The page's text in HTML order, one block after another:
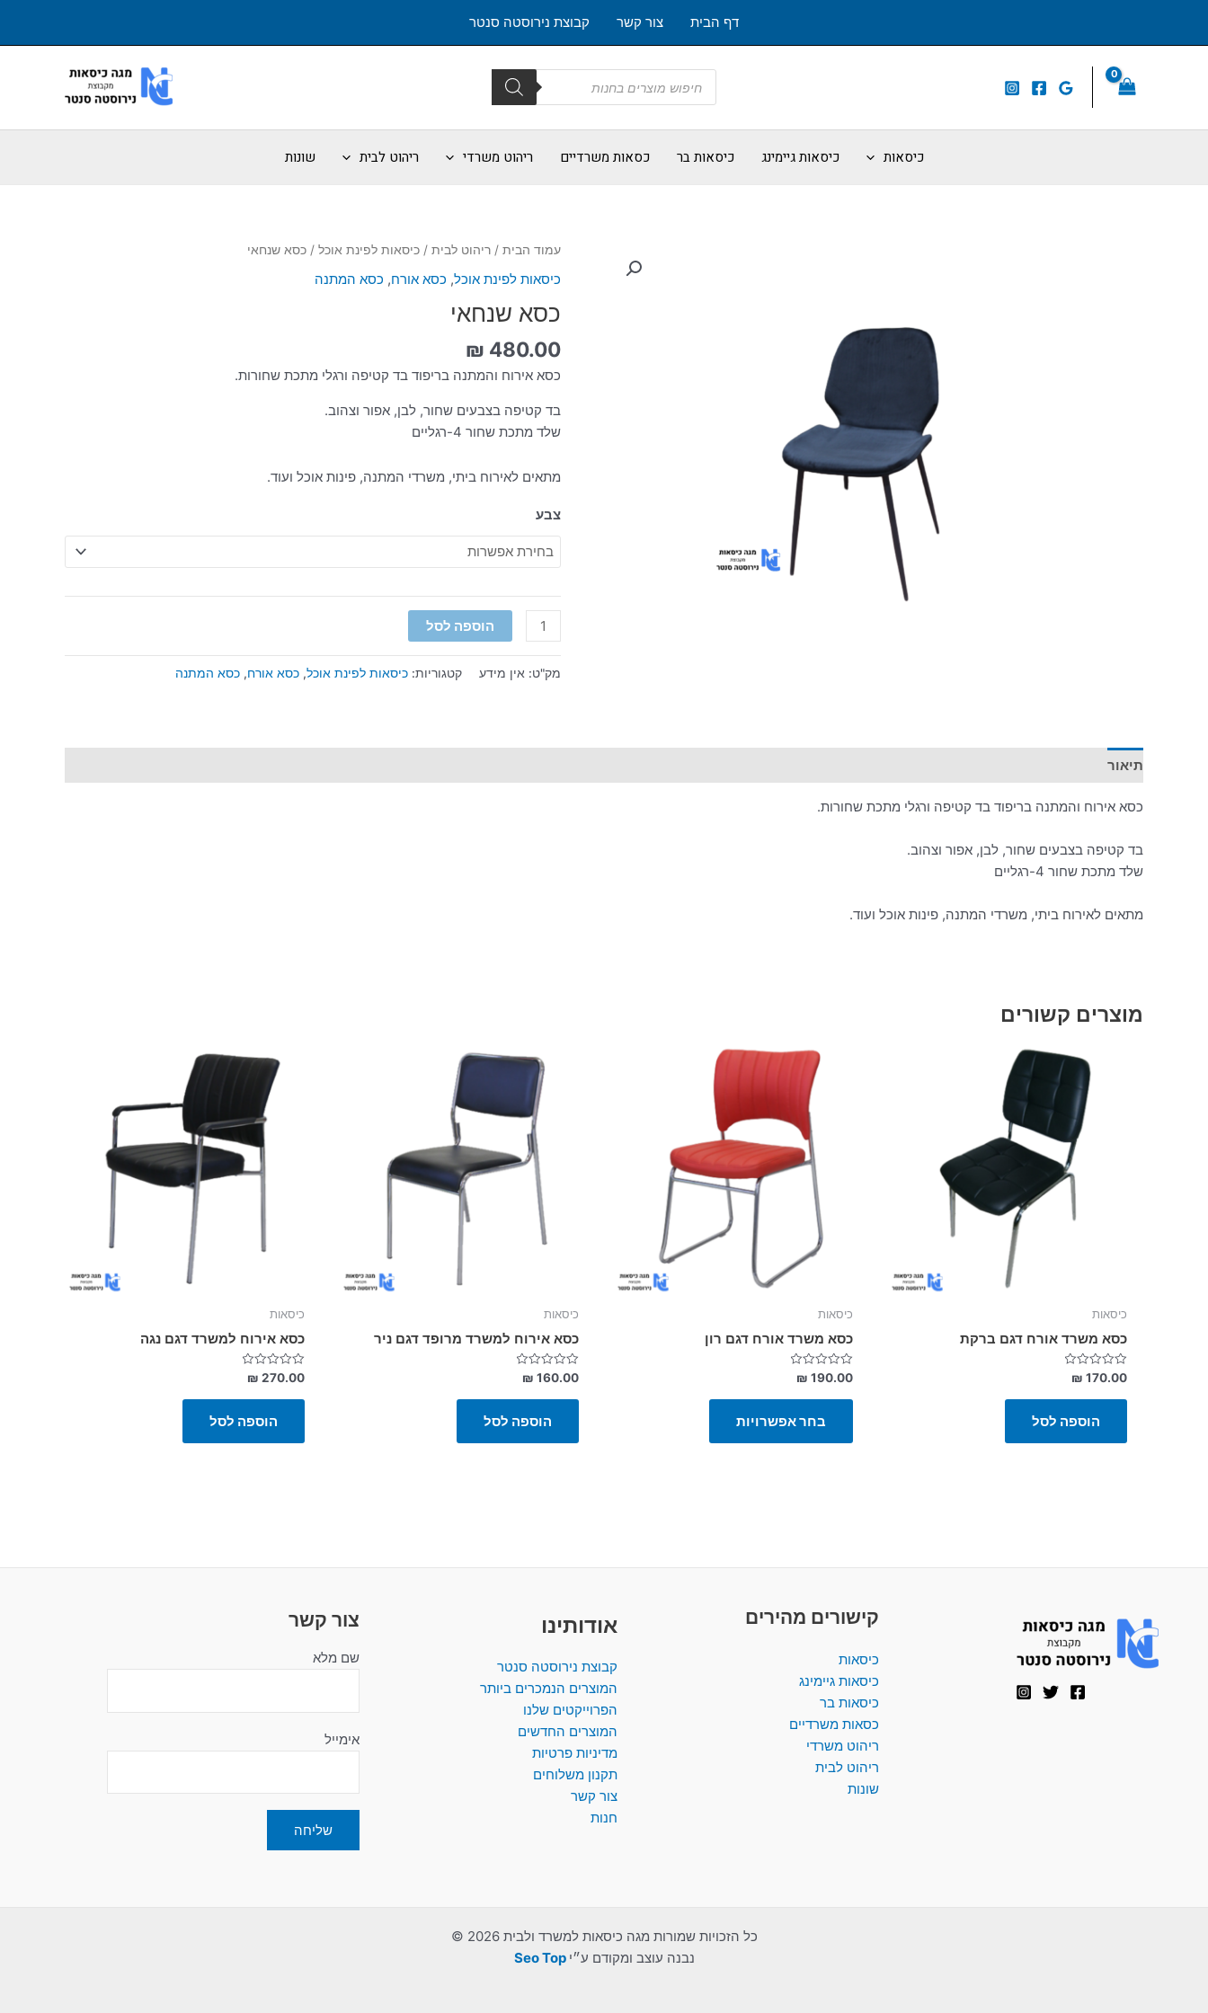
דף הבית צור קשר קבוצת נירוסטה סנטר
Products
search
כיסאות כיסאות גיימינג כיסאות בר כסאות משרדיים ריהוט משרדי ריהוט לבית שונות
עמוד הבית / ריהוט לבית / כיסאות לפינת אוכל / כסא שנחאי
כיסאות לפינת אוכל, כסא אורח, כסא המתנה
כסא שנחאי
₪ 480.00
כסא אירוח והמתנה בריפוד בד קטיפה ורגלי מתכת שחורות.
בד קטיפה בצבעים שחור, לבן, אפור וצהוב.
שלד מתכת שחור 4-רגליים
מתאים לאירוח ביתי, משרדי המתנה, פינות אוכל ועוד.
צבע
כמות
שנחאי
הוספה לסל
מק"ט: אין מידע קטגוריות: כיסאות לפינת אוכל, כסא אורח, כסא המתנה
תיאור
כסא אירוח והמתנה בריפוד בד קטיפה ורגלי מתכת שחורות.
בד קטיפה בצבעים שחור, לבן, אפור וצהוב.
שלד מתכת שחור 4-רגליים
מתאים לאירוח ביתי, משרדי המתנה, פינות אוכל ועוד.
מוצרים קשורים
כיסאות
כסא משרד אורח דגם ברקת
דורג
0
מתוך
₪ 170.00
הוספה לסל
כיסאות
כסא משרד אורח דגם רון
דורג
0
מתוך
₪ 190.00
בחר אפשרויות
ניתן
לבחור
האפשרויות
בעמוד
המוצר
כיסאות
כסא אירוח למשרד מרופד דגם ניר
דורג
0
מתוך
₪ 160.00
הוספה לסל
כיסאות
כסא אירוח למשרד דגם נגה
דורג
0
מתוך
₪ 270.00
הוספה לסל
קישורים מהירים
כיסאות
כיסאות גיימינג
כיסאות בר
כסאות משרדיים
ריהוט משרדי
ריהוט לבית
שונות
אודותינו
קבוצת נירוסטה סנטר
המוצרים הנמכרים ביותר​
הפרוייקטים שלנו
המוצרים החדשים
מדיניות פרטיות
תקנון משלוחים
צור קשר
חנות
צור קשר
שם מלא
אימייל
כל הזכויות שמורות מגה כיסאות למשרד ולבית 2026 ©
נבנה עוצב ומקודם ע״י Seo Top